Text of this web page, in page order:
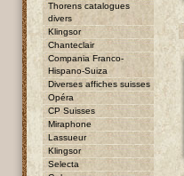
Thorens catalogues
divers
Klingsor
Chanteclair
Compania Franco-
Hispano-Suiza
Diverses affiches suisses
Opéra
CP Suisses
Miraphone
Lassueur
Klingsor
Selecta